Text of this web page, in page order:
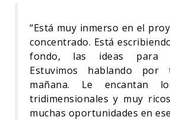
“Está muy inmerso en el
concentrado. Está
fondo, las ideas para
Estuvimos hablando por
mañana. Le encantan
tridimensionales y muy
muchas oportunidades en